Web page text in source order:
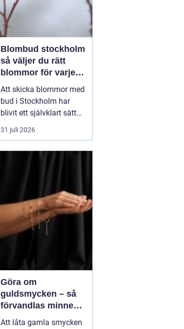
Blombud stockholm
så väljer du rätt
blommor för varje
tillfälle
Att skicka blommor med
bud i Stockholm har
blivit ett självklart sätt
att visa omtanke, fira
stora händelser eller
svårt att formulera i ord.
sekunder, oavsett om
mottagaren befinner sig
på konto...
31 juli 2026
Göra om
guldsmycken – så
förvandlas minnen
till nya favoriter
Att låta gamla smycken